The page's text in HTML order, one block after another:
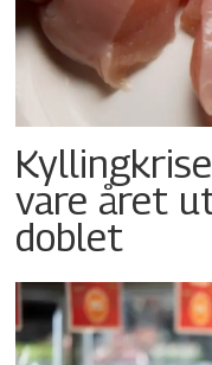
vare året
doblet